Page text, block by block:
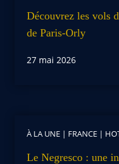
Découvrez les vols
de Paris-Orly
27 mai 2026
À LA UNE | FRANCE |
Le Negresco : une